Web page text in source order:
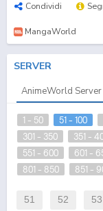
Condividi
MangaWorld
SERVER
AnimeWorld Server
1 - 50 51 - 100
301 - 350
351 -
551 - 600
601 -
801 - 850
851 -
51 52 53